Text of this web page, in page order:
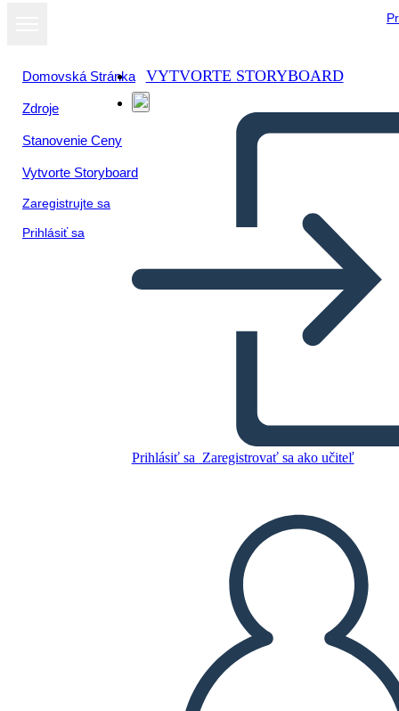
Domovská Stránka
Zdroje
Stanovenie Ceny
Vytvorte Storyboard
Zaregistrujte sa
Prihlásiť sa
VYTVORTE STORYBOARD
Prihlásiť sa Zaregistrovať sa ako učiteľ
Skopírujte tento Storyboard
PREHRAŤ PREZENTÁCIU
ČÍTAJ MI